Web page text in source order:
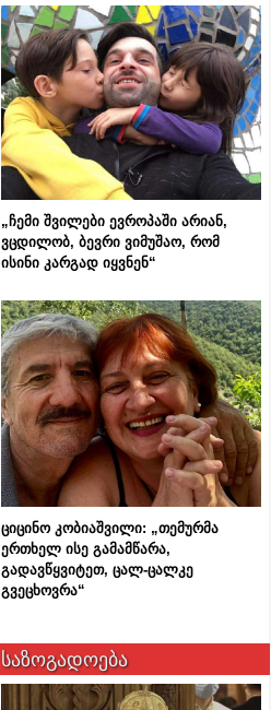
„ჩემი შვილები ევროპაში არიან,
ვცდილობ, ბევრი ვიმუშაო, რომ
ისინი კარგად იყვნენ“
ციცინო კობიაშვილი: „თემურმა
ერთხელ ისე გამამწარა,
გადავწყვიტეთ, ცალ-ცალკე
გვეცხოვრა“
საზოგადოება